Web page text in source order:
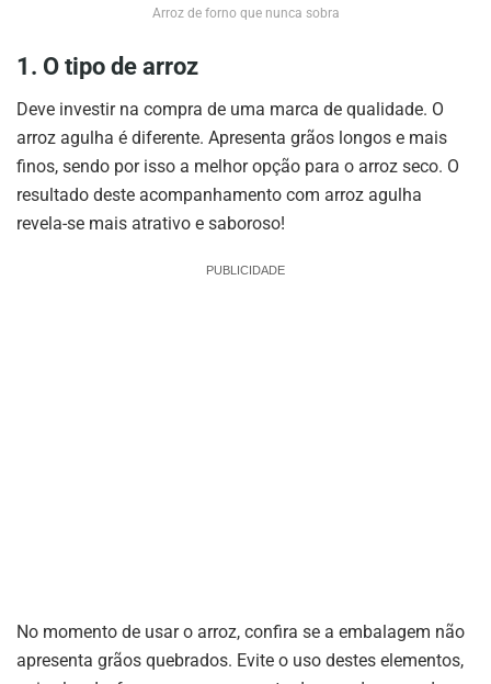
Arroz de forno que nunca sobra
1. O tipo de arroz
Deve investir na compra de uma marca de qualidade. O
arroz agulha é diferente. Apresenta grãos longos e mais
finos, sendo por isso a melhor opção para o arroz seco. O
resultado deste acompanhamento com arroz agulha
revela-se mais atrativo e saboroso!
PUBLICIDADE
No momento de usar o arroz, confira se a embalagem não
apresenta grãos quebrados. Evite o uso destes elementos,